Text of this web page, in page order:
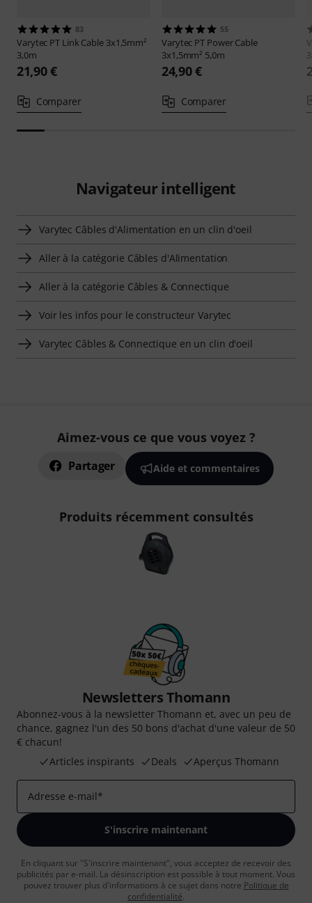
83
Varytec PT Link Cable 3x1,5mm²
3,0m
21,90 €
Comparer
55
Varytec PT Power Cable
3x1,5mm² 5,0m
24,90 €
Comparer
Navigateur intelligent
Varytec Câbles d'Alimentation en un clin d'oeil
Aller à la catégorie Câbles d'Alimentation
Aller à la catégorie Câbles & Connectique
Voir les infos pour le constructeur Varytec
Varytec Câbles & Connectique en un clin d'oeil
Aimez-vous ce que vous voyez ?
Partager Aide et commentaires
Produits récemment consultés
Newsletters Thomann
Abonnez-vous à la newsletter Thomann et, avec un peu de
chance, gagnez l'un des 50 bons d'achat d'une valeur de 50
€ chacun!
Articles inspirants
Deals Aperçus Thomann
Adresse e-mail*
S'inscrire maintenant
En cliquant sur "S'inscrire maintenant", vous acceptez de recevoir des
publicités par e-mail. La désinscription est possible à tout moment. Vous
pouvez trouver plus d'informations à ce sujet dans notre Politique de
confidentialité.